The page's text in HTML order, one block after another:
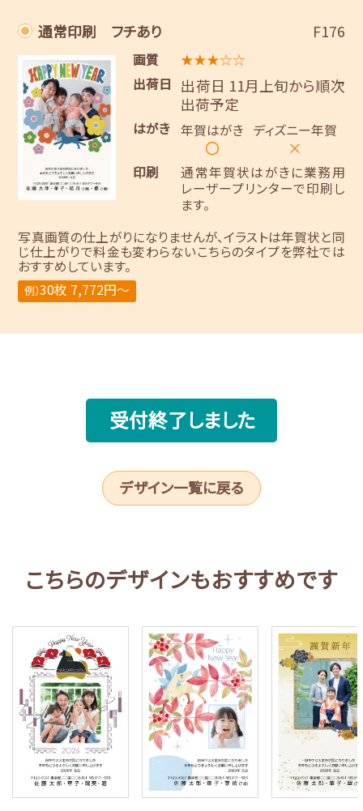
通常印刷 フチあり F176
画質
★★★☆☆
出荷日
出荷日 11月上旬から順次
出荷予定
はがき 年賀はがき
〇
ディズニー年賀
×
印刷
通常年賀状はがきに業務用
レーザープリンターで印刷し
ます。
写真画質の仕上がりになりませんが、イラストは年賀状と同
じ仕上がりで料金も変わらないこちらのタイプを弊社では
おすすめしています。
例）30枚 7,772円～
受付終了しました
デザイン一覧に戻る
こちらのデザインもおすすめです